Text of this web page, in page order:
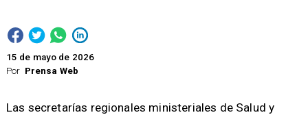
Por Prensa Web
15 de mayo de 2026
Las secretarías regionales ministeriales de Salud y